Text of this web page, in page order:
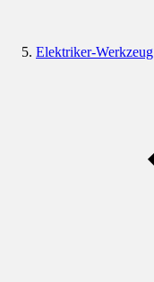
Elektriker-Werkzeug